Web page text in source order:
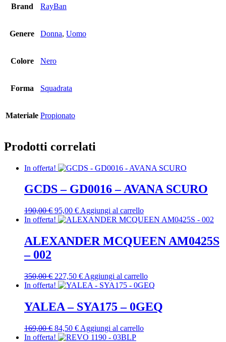
Brand RayBan
Genere Donna, Uomo
Colore Nero
Forma Squadrata
Materiale Propionato
Prodotti correlati
In offerta!
GCDS – GD0016 – AVANA SCURO
190,00€ Il
prezzo
era:
190,00 €.
95,00 €Il
prezzo
è:
95,00 €.
Aggiungi al carrello
In offerta!
ALEXANDER MCQUEEN AM0425S
– 002
350,00€ Il
prezzo
era:
350,00 €.
227,50 €Il
prezzo
è:
227,50 €.
Aggiungi al carrello
In offerta!
YALEA – SYA175 – 0GEQ
169,00€ Il
prezzo
84,50 €Il
prezzo
Aggiungi al carrello
In offerta!